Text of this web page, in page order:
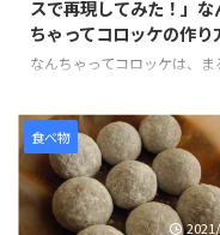
スで再現してみた！」な
ちゃってコロッケの作り
なんちゃってコロッケは、ま
ロッケにはクッキーアイスク
ム、ソースにはチョコレート
けてた見た目にもそっくりな
ーツです。 作り方は、簡単で
好みのクッキーを砕きアイス
く混ぜます。コーンフレーク
食べ物